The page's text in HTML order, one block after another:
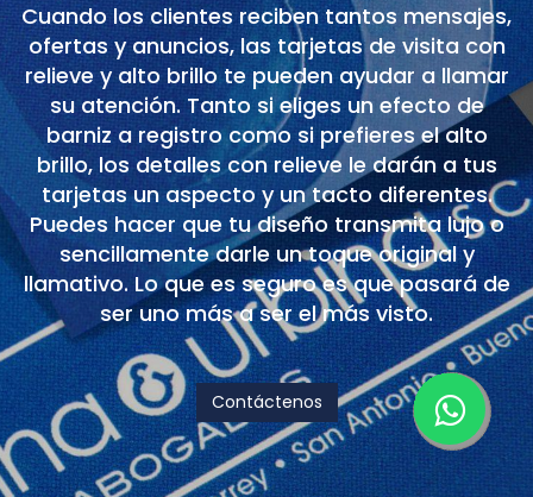
Cuando los clientes reciben tantos mensajes,
ofertas y anuncios, las tarjetas de visita con
relieve y alto brillo te pueden ayudar a llamar
su atención. Tanto si eliges un efecto de
barniz a registro como si prefieres el alto
brillo, los detalles con relieve le darán a tus
tarjetas un aspecto y un tacto diferentes.
Puedes hacer que tu diseño transmita lujo o
sencillamente darle un toque original y
llamativo. Lo que es seguro es que pasará de
ser uno más a ser el más visto.
Contáctenos